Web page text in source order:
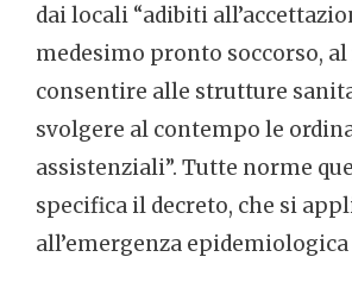
dai locali “adibiti
medesimo pronto soccorso,
consentire alle strutture
svolgere al contempo le
assistenziali”. Tutte norme
specifica il decreto, che si
all’emergenza epidemiologica